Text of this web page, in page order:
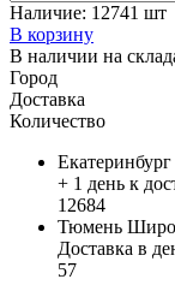
Наличие: 12741 шт
В корзину
В наличии на
Город
Доставка
Количество
+ 1 день к
12684
Тюмень
Доставка в
57